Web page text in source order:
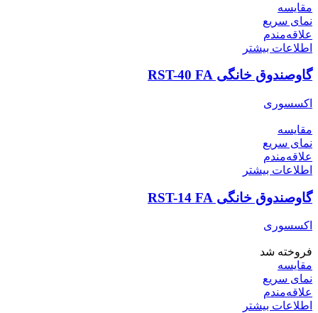
مقایسه
نمای سریع
علاقه‌مندم
اطلاعات بیشتر
گاوصندوق خانگی RST-40 FA
اکسسوری
مقایسه
نمای سریع
علاقه‌مندم
اطلاعات بیشتر
گاوصندوق خانگی RST-14 FA
اکسسوری
فروخته شد
مقایسه
نمای سریع
علاقه‌مندم
اطلاعات بیشتر